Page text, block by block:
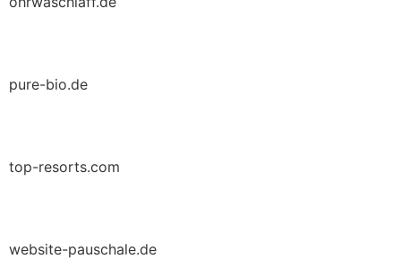
pure-bio.de
top-resorts.com
website-pauschale.de